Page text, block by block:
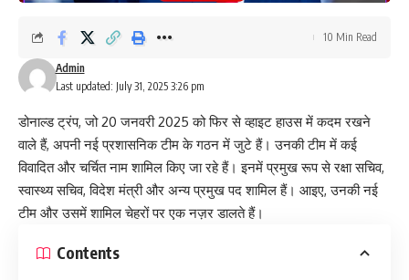
Last updated: July 31, 2025 3:26 pm
Admin
10 Min Read
डोनाल्ड ट्रंप, जो 20 जनवरी 2025 को फिर से व्हाइट हाउस में कदम रखने
वाले हैं, अपनी नई प्रशासनिक टीम के गठन में जुटे हैं। उनकी टीम में कई
विवादित और चर्चित नाम शामिल किए जा रहे हैं। इनमें प्रमुख रूप से रक्षा सचिव,
स्वास्थ्य सचिव, विदेश मंत्री और अन्य प्रमुख पद शामिल हैं। आइए, उनकी नई
टीम और उसमें शामिल चेहरों पर एक नज़र डालते हैं।
Contents